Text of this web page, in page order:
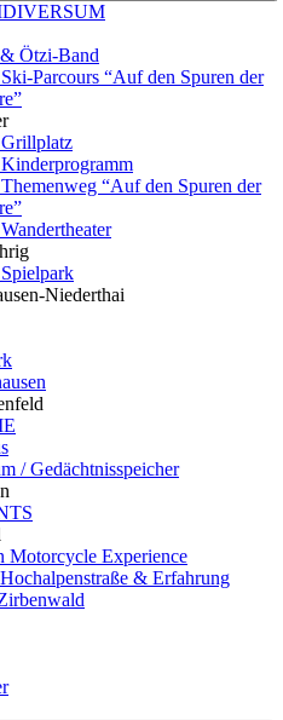
Ötzi-Band
Parcours “Auf den Spuren der
“Auf den Spuren der
Niederthai
/ Gedächtnisspeicher
Motorcycle Experience
& Erfahrung